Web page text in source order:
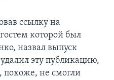
ссылку на
которой был
назвал выпуск
эту публикацию,
похоже, не смогли